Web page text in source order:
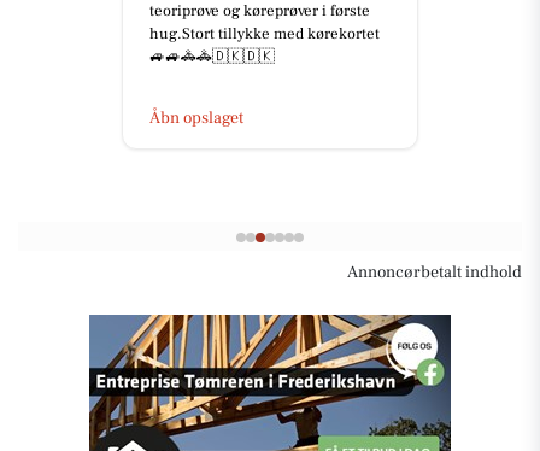
teoriprøve og køreprøver i første
hug.Stort tillykke med kørekortet
🚙🚙🚓🚓🇩🇰🇩🇰
Åbn opslaget
Annoncørbetalt indhold